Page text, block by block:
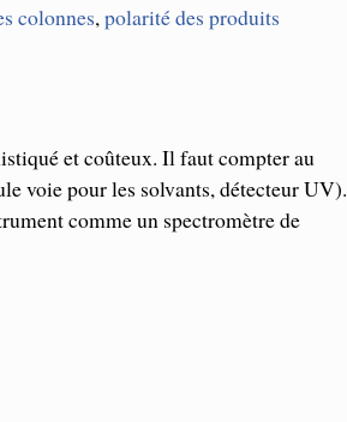
colonnes,polarité des produits
et coûteux. Il faut compter au
voie pour les solvants, détecteur UV).
comme un spectromètre de